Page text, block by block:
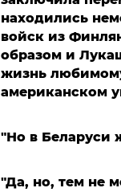
находились
войск из
образом и
жизнь
американском
"Но в Беларуси
"Да, но, тем не